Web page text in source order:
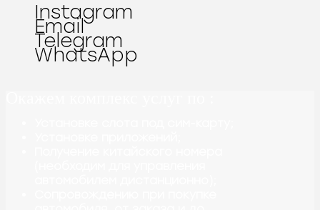
Instagram
Email
Telegram
WhatsApp